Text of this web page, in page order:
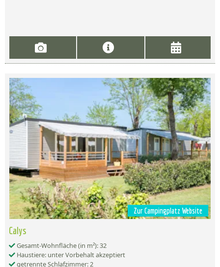
Zur Campingplatz Website
Calys
Gesamt-Wohnfläche (in m²): 32
Haustiere: unter Vorbehalt akzeptiert
getrennte Schlafzimmer: 2